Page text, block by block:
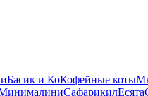
Басик и КоКофейные коты
СафарикилЕсята